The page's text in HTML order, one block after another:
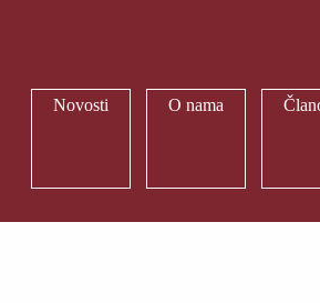
Novosti O nama